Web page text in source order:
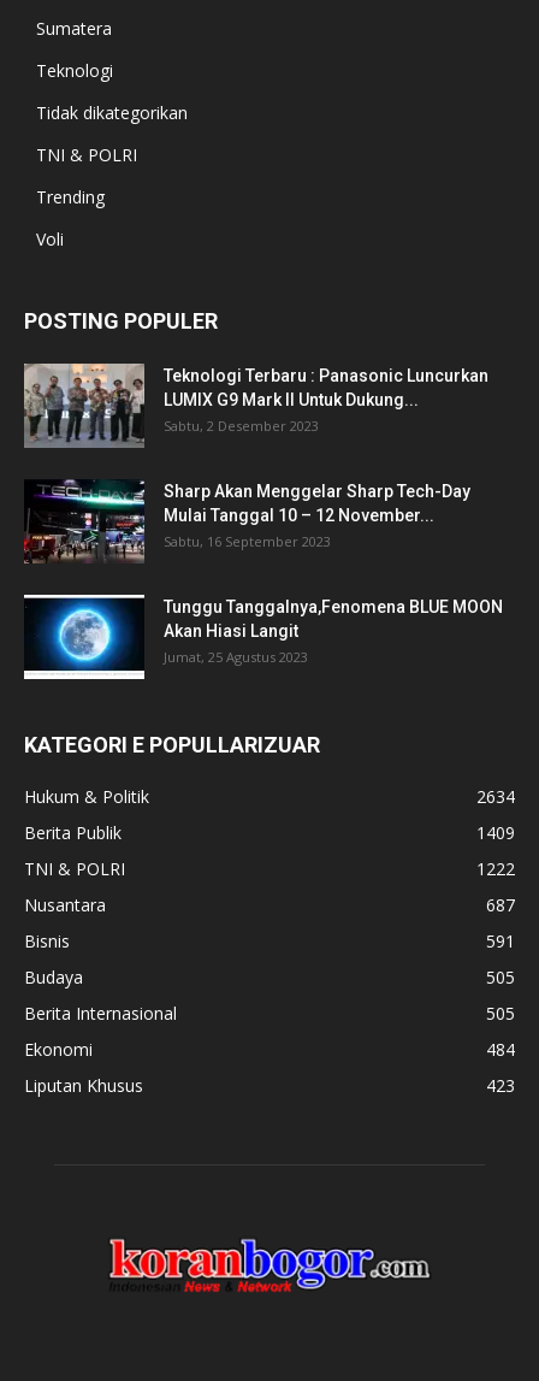
Sumatera
Teknologi
Tidak dikategorikan
TNI & POLRI
Trending
Voli
POSTING POPULER
Teknologi Terbaru : Panasonic Luncurkan
LUMIX G9 Mark II Untuk Dukung...
Sabtu, 2 Desember 2023
Sharp Akan Menggelar Sharp Tech-Day
Mulai Tanggal 10 – 12 November...
Sabtu, 16 September 2023
Tunggu Tanggalnya,Fenomena BLUE MOON
Akan Hiasi Langit
Jumat, 25 Agustus 2023
KATEGORI E POPULLARIZUAR
Hukum & Politik
2634
Berita Publik
1409
TNI & POLRI
1222
Nusantara
687
Bisnis
591
Budaya
505
Berita Internasional
505
Ekonomi
484
Liputan Khusus
423